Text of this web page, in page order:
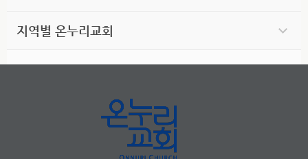
지역별 온누리교회